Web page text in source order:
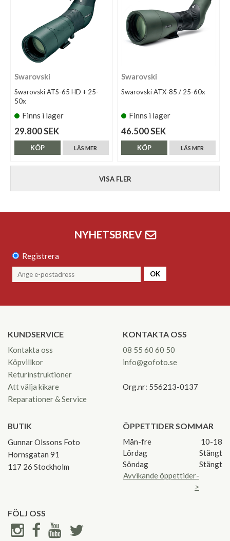
Swarovski
Swarovski ATS-65 HD + 25-
50x
Finns i lager
29.800 SEK
LÄS MER
KÖP
Swarovski
Swarovski ATX-85 / 25-60x
Finns i lager
46.500 SEK
LÄS MER
KÖP
VISA FLER
NYHETSBREV
Registrera
OK
KUNDSERVICE
Kontakta oss
Köpvillkor
Returinstruktioner
Att välja kikare
Reparationer & Service
KONTAKTA OSS
08 55 60 60 50
info@gofoto.se
Org.nr: 556213-0137
BUTIK
Gunnar Olssons Foto
Hornsgatan 91
117 26 Stockholm
ÖPPETTIDER SOMMAR
Mån-fre
10-18
Lördag
Stängt
Söndag
Stängt
Avvikande öppettider-
>
FÖLJ OSS